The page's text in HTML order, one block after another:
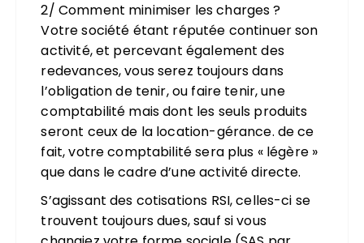
2/ Comment minimiser les charges ?
Votre société étant réputée continuer son
activité, et percevant également des
redevances, vous serez toujours dans
l’obligation de tenir, ou faire tenir, une
comptabilité mais dont les seuls produits
seront ceux de la location-gérance. de ce
fait, votre comptabilité sera plus « légère »
que dans le cadre d’une activité directe.
S’agissant des cotisations RSI, celles-ci se
trouvent toujours dues, sauf si vous